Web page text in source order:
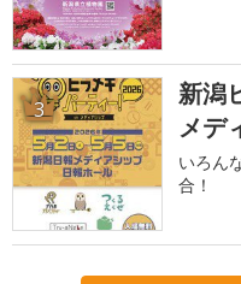
3
新潟
メデ
いろん
合！